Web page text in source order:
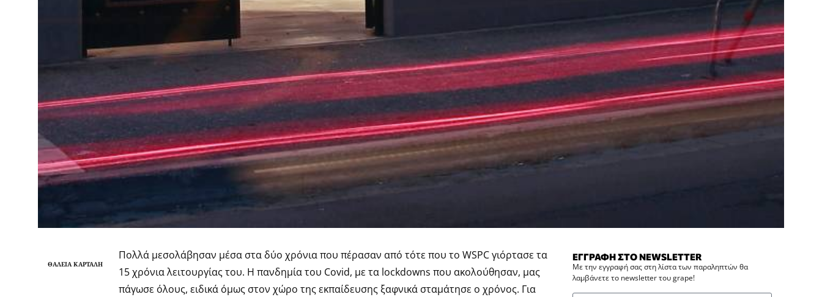
ΘΆΛΕΙΑ ΚΑΡΤΆΛΗ
Πολλά μεσολάβησαν μέσα στα δύο χρόνια που πέρασαν από τότε που το WSPC γιόρτασε τα
15 χρόνια λειτουργίας του. Η πανδημία του Covid, με τα lockdowns που ακολούθησαν, μας
πάγωσε όλους, ειδικά όμως στον χώρο της εκπαίδευσης ξαφνικά σταμάτησε ο χρόνος. Για
ΕΓΓΡΑΦΗ ΣΤΟ NEWSLETTER
Με την εγγραφή σας στη λίστα των παραληπτών θα
λαμβάνετε το newsletter του grape!